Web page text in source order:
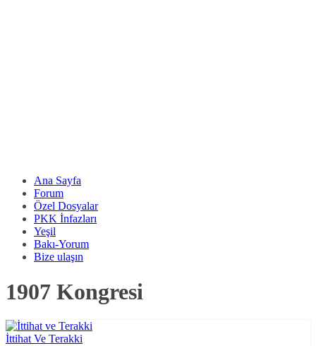
Ana Sayfa
Forum
Özel Dosyalar
PKK İnfazları
Yeşil
Bakı-Yorum
Bize ulaşın
1907 Kongresi
İttihat Ve Terakki